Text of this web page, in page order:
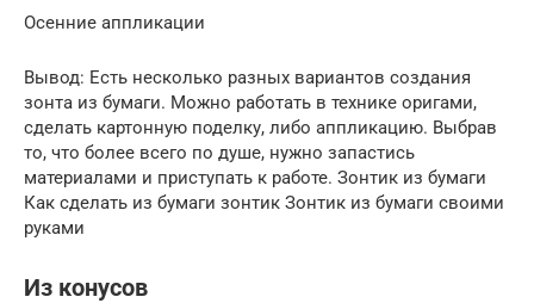
Осенние аппликации
Вывод: Есть несколько разных вариантов создания
зонта из бумаги. Можно работать в технике оригами,
сделать картонную поделку, либо аппликацию. Выбрав
то, что более всего по душе, нужно запастись
материалами и приступать к работе. Зонтик из бумаги
Как сделать из бумаги зонтик Зонтик из бумаги своими
руками
Из конусов